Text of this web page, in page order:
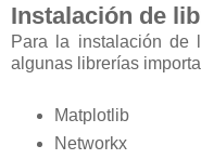
Instalación de
Para la instalación de
algunas librerías
Matplotlib
Networkx